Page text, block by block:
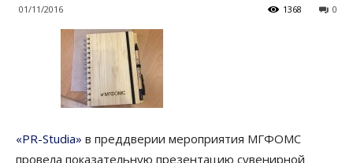
01/11/2016 0
1368
«PR-Studia» в преддверии мероприятия МГФОМС
провела показательную презентацию сувенирной